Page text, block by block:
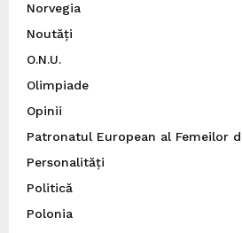
Norvegia
Noutăți
O.N.U.
Olimpiade
Opinii
Patronatul European al Femeilor
Personalități
Politică
Polonia